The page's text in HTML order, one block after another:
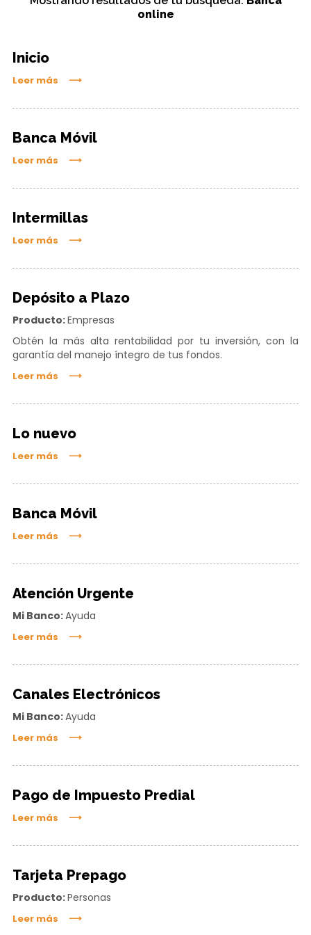
online
Inicio
Leer más
Banca Móvil
Leer más
Intermillas
Leer más
Depósito a Plazo
Producto:Empresas
Obtén la más alta rentabilidad por tu inversión, con la
garantía del manejo íntegro de tus fondos.
Leer más
Lo nuevo
Leer más
Banca Móvil
Leer más
Atención Urgente
Mi Banco:Ayuda
Leer más
Canales Electrónicos
Mi Banco:Ayuda
Leer más
Pago de Impuesto Predial
Leer más
Tarjeta Prepago
Producto:Personas
Leer más